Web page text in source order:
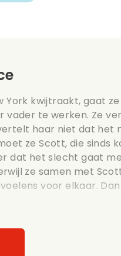
York kwijtraakt, gaat
vader te werken. Ze
haar niet dat het
ze Scott, die sinds
dat het slecht gaat
ze samen met
voor elkaar.